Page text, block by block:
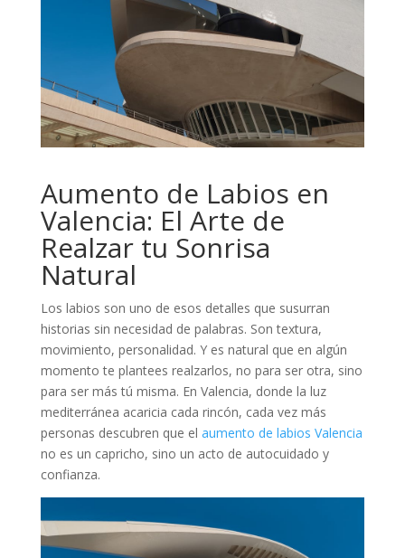
Aumento de Labios en
Valencia: El Arte de
Realzar tu Sonrisa
Natural
Los labios son uno de esos detalles que susurran
historias sin necesidad de palabras. Son textura,
movimiento, personalidad. Y es natural que en algún
momento te plantees realzarlos, no para ser otra, sino
para ser más tú misma. En Valencia, donde la luz
mediterránea acaricia cada rincón, cada vez más
personas descubren que el aumento de labios Valencia
no es un capricho, sino un acto de autocuidado y
confianza.